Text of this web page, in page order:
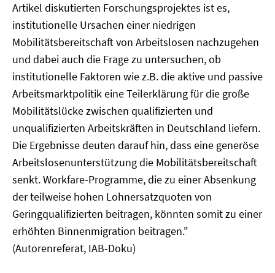
Artikel diskutierten Forschungsprojektes ist es,
institutionelle Ursachen einer niedrigen
Mobilitätsbereitschaft von Arbeitslosen nachzugehen
und dabei auch die Frage zu untersuchen, ob
institutionelle Faktoren wie z.B. die aktive und passive
Arbeitsmarktpolitik eine Teilerklärung für die große
Mobilitätslücke zwischen qualifizierten und
unqualifizierten Arbeitskräften in Deutschland liefern.
Die Ergebnisse deuten darauf hin, dass eine generöse
Arbeitslosenunterstützung die Mobilitätsbereitschaft
senkt. Workfare-Programme, die zu einer Absenkung
der teilweise hohen Lohnersatzquoten von
Geringqualifizierten beitragen, könnten somit zu einer
erhöhten Binnenmigration beitragen."
(Autorenreferat, IAB-Doku)